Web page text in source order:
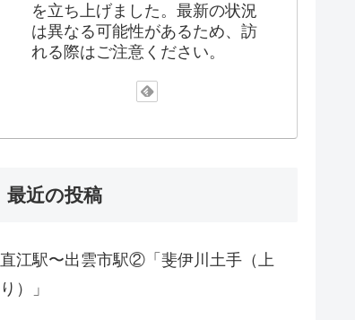
を立ち上げました。最新の状況
は異なる可能性があるため、訪
れる際はご注意ください。
最近の投稿
直江駅〜出雲市駅②「斐伊川土手（上
り）」